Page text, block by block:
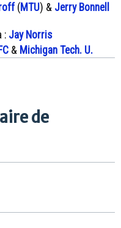
(MTU) & Jerry Bonnell
: Jay Norris
& Michigan Tech. U.
de